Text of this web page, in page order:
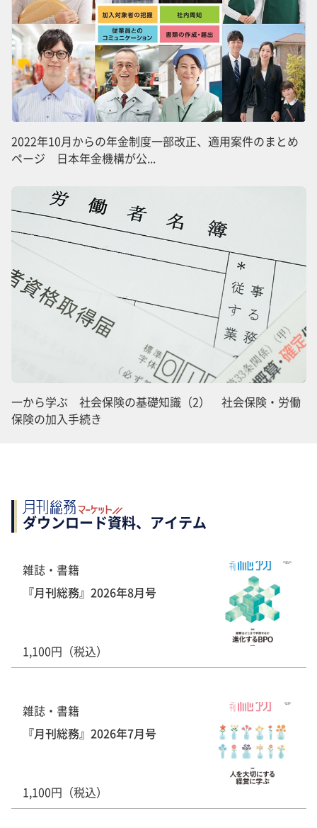
2022年10月からの年金制度一部改正、適用案件のまとめ
ページ 日本年金機構が公...
一から学ぶ 社会保険の基礎知識（2） 社会保険・労働
保険の加入手続き
ダウンロード資料、アイテム
雑誌・書籍
『月刊総務』2026年8月号
1,100円（税込）
雑誌・書籍
『月刊総務』2026年7月号
1,100円（税込）